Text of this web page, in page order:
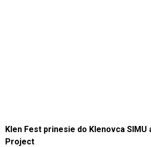
Klen Fest prinesie do Klenovca SIMU
Project